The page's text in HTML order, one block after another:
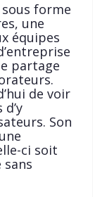
forme
une
équipes
partage
de voir
Son
ci soit